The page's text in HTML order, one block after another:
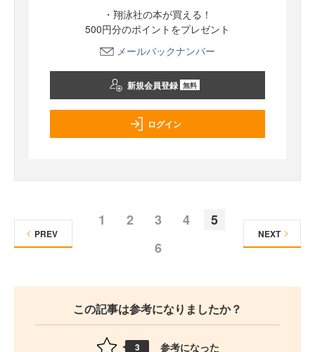
・翔泳社の本が買える！
500円分のポイントをプレゼント
メールバックナンバー
新規会員登録 無料
ログイン
1 2 3 4
5
6
PREV NEXT
この記事は参考になりましたか？
3 参考になった